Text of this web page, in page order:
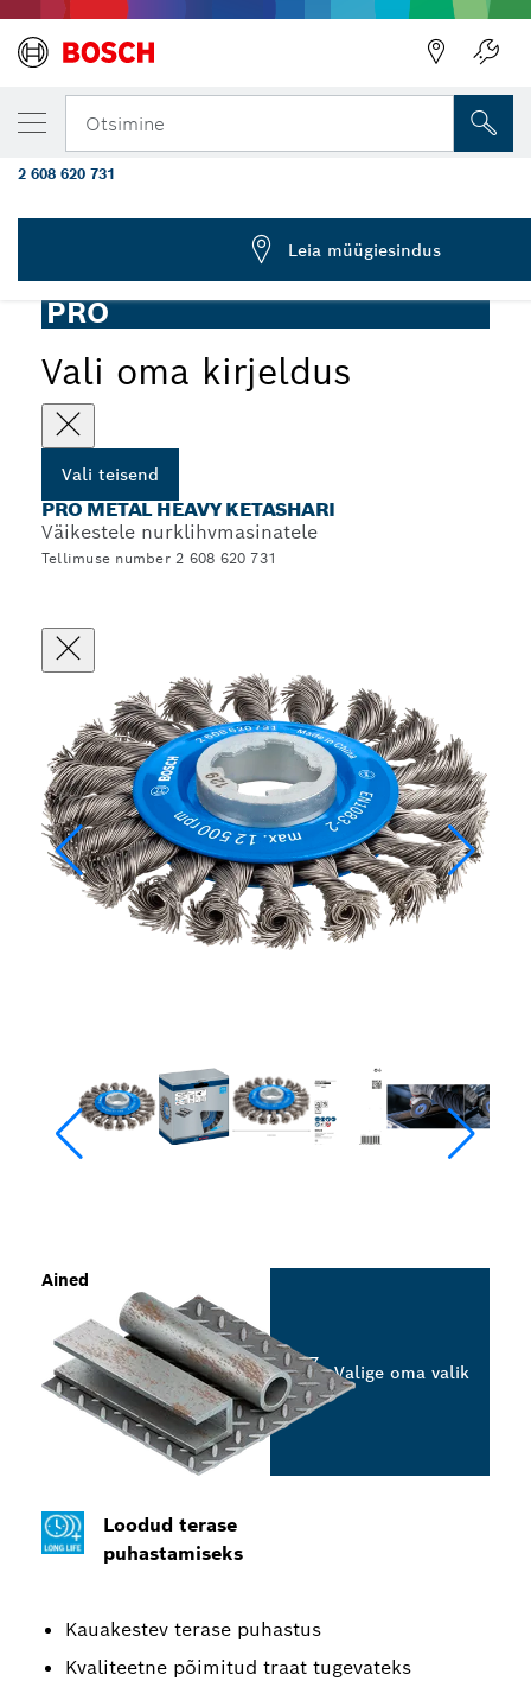
Otsimine
Põimitud traadist ketashari PRO Metal heavy Wire
PRO
Vali oma kirjeldus
Vali teisend
PRO METAL HEAVY KETASHARI
Väikestele nurklihvmasinatele
Tellimuse number 2 608 620 731
Loodud terase
puhastamiseks
Kauakestev terase puhastus
Kvaliteetne põimitud traat tugevateks
Ained
Valige oma valik
SINU VALITUD TEISEND
Ketashari PRO Metal heavy X-Lock, 115 ×
keermega
2 608 620 731
Leia müügiesindus